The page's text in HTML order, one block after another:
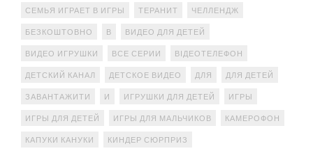
СЕМЬЯ ИГРАЕТ В ИГРЫ ТЕРАНИТ ЧЕЛЛЕНДЖ
БЕЗКОШТОВНО В ВИДЕО ДЛЯ ДЕТЕЙ
ВИДЕО ИГРУШКИ ВСЕ СЕРИИ ВІДЕОТЕЛЕФОН
ДЕТСКИЙ КАНАЛ ДЕТСКОЕ ВИДЕО ДЛЯ ДЛЯ ДЕТЕЙ
ЗАВАНТАЖИТИ И ИГРУШКИ ДЛЯ ДЕТЕЙ ИГРЫ
ИГРЫ ДЛЯ ДЕТЕЙ ИГРЫ ДЛЯ МАЛЬЧИКОВ КАМЕРОФОН
КАПУКИ КАНУКИ КИНДЕР СЮРПРИЗ